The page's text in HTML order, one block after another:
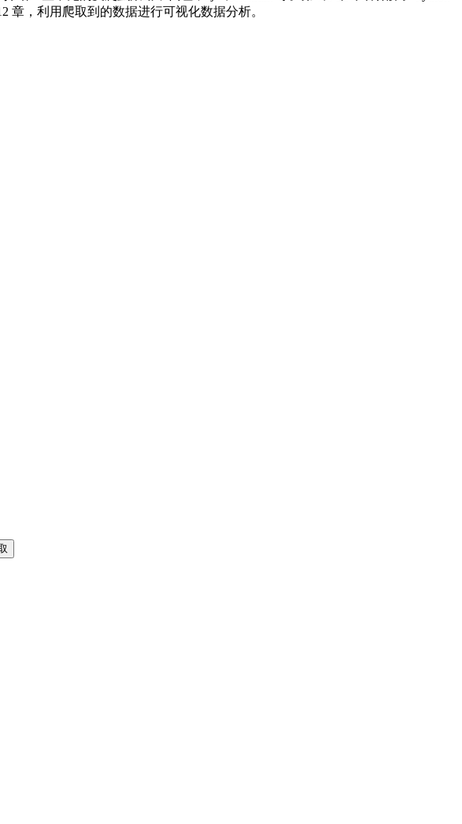
章，利用爬取到的数据进行可视化数据分析。